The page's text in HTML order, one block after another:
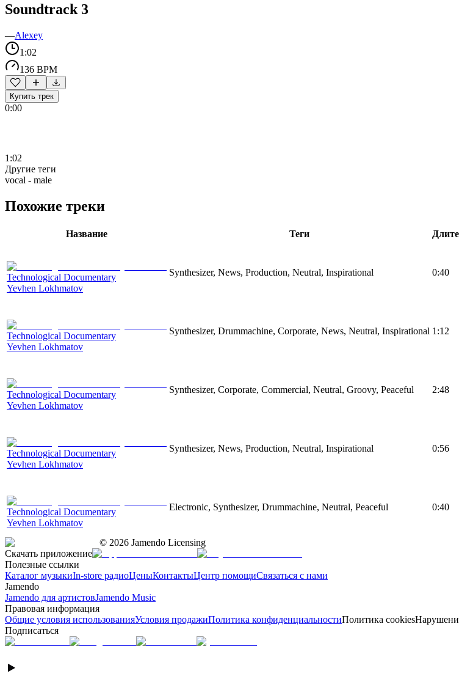
Soundtrack 3
—Alexey
1:02
136 BPM
Купить трек
0:00
1:02
Другие теги
vocal - male
Похожие треки
Название Теги
Technological Documentary
Yevhen Lokhmatov
Synthesizer, News, Production, Neutral, Inspirational 0:40
Technological Documentary
Yevhen Lokhmatov
Synthesizer, Drummachine, Corporate, News, Neutral, Inspirational 1:12
Technological Documentary
Yevhen Lokhmatov
Synthesizer, Corporate, Commercial, Neutral, Groovy, Peaceful 2:48
Technological Documentary
Yevhen Lokhmatov
Synthesizer, News, Production, Neutral, Inspirational 0:56
Technological Documentary
Yevhen Lokhmatov
Electronic, Synthesizer, Drummachine, Neutral, Peaceful 0:40
© 2026 Jamendo Licensing
Скачать приложение
Полезные ссылки
Каталог музыкиIn-store радиоЦеныКонтактыЦентр помощиСвязаться с нами
Jamendo
Jamendo для артистовJamendo Music
Правовая информация
Общие условия использованияУсловия продажиПолитика конфиденциальностиПолитика cookies
Подписаться